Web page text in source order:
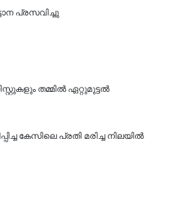
പ്രസവിച്ചു
തമ്മിൽ ഏറ്റുമുട്ടൽ
കേസിലെ പ്രതി മരിച്ച നിലയിൽ